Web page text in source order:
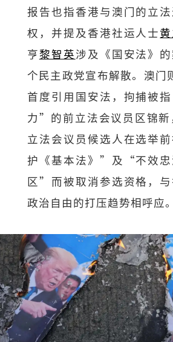
报告也指香港与澳门的立
权，并提及香港社运人士
亨黎智英涉及《国安法》
个民主政党宣布解散。澳门
首度引用国安法，拘捕被
力”的前立法会议员区锦新
立法会议员候选人在选举
护《基本法》”及“不效忠
区”而被取消参选资格，
政治自由的打压趋势相呼应。